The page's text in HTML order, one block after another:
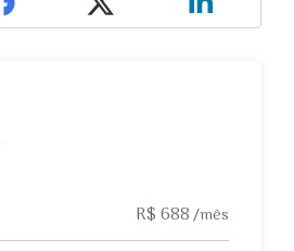
R$ 688/mês